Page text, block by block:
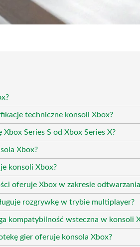
techniczne konsoli Xbox?
Xbox Series S od Xbox Series X?
Xbox?
konsoli Xbox?
oferuje Xbox w zakresie
rozgrywkę w trybie multiplayer?
kompatybilność wsteczna w konsoli
gier oferuje konsola Xbox?